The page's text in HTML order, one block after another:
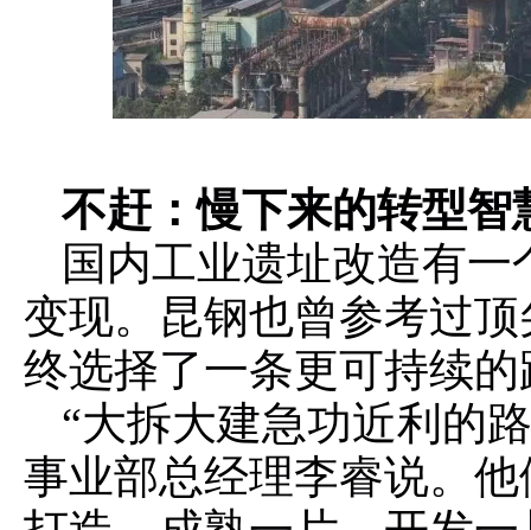
不赶：慢下来的转型智
国内工业遗址改造有
变现。昆钢也曾参考过
终选择了一条更可持续
“大拆大建急功近利的
事业部总经理李睿说。